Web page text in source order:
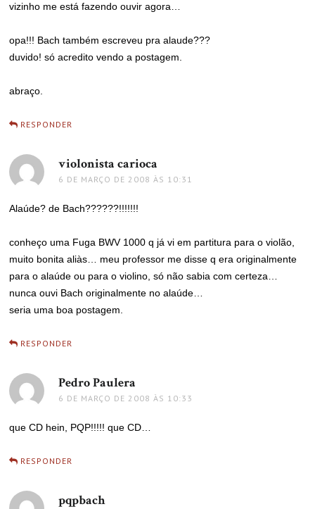
vizinho me está fazendo ouvir agora…
opa!!! Bach também escreveu pra alaude???
duvido! só acredito vendo a postagem.
abraço.
RESPONDER
violonista carioca
6 DE MARÇO DE 2008 ÀS 10:31
Alaúde? de Bach??????!!!!!!!
conheço uma Fuga BWV 1000 q já vi em partitura para o violão,
muito bonita aliàs… meu professor me disse q era originalmente
para o alaúde ou para o violino, só não sabia com certeza…
nunca ouvi Bach originalmente no alaúde…
seria uma boa postagem.
RESPONDER
Pedro Paulera
6 DE MARÇO DE 2008 ÀS 10:33
que CD hein, PQP!!!!! que CD…
RESPONDER
pqpbachdisse: